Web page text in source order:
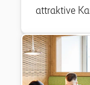
attraktive